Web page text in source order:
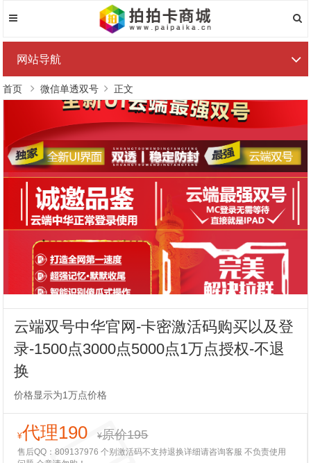
网站导航
首页 微信单透双号 正文
云端双号中华官网-卡密激活码购买以及登
录-1500点3000点5000点1万点授权-不退
换
价格显示为1万点价格
¥代理190 ¥原价195
售后QQ：809137976 个别激活码不支持退换详细请咨询客服 不负责使用